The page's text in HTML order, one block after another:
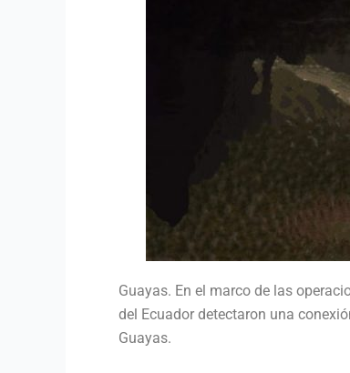
Guayas. En el marco de las
del Ecuador detectaron una
Guayas.